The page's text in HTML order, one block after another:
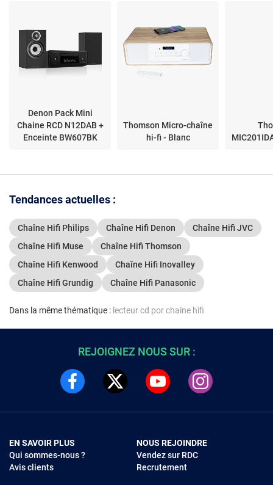
Denon Pack Mini
Chaine RCD N12DAB +
Enceinte BW607BK
Thomson Micro-chaîne
hi-fi - Blanc
Tendances actuelles :
Chaîne Hifi Philips Chaîne Hifi Denon
Chaîne Hifi JVC
Chaîne Hifi Muse
Chaîne Hifi Thomson
Chaîne Hifi Kenwood
Chaîne Hifi Inovalley
Chaîne Hifi Grundig
Chaîne Hifi Panasonic
Dans la même thématique : lecteur cd por chaine hifi
REJOIGNEZ NOUS SUR :
EN SAVOIR PLUS
Qui sommes-nous ?
Avis clients
NOUS REJOINDRE
Vendez sur RDC
Recrutement